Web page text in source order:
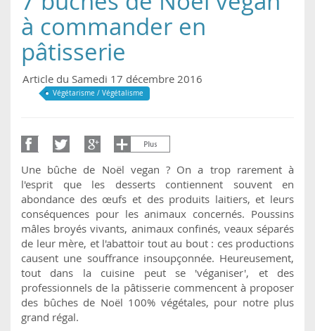
à commander en
pâtisserie
Article du Samedi 17 décembre 2016
Végétarisme / Végétalisme
Une bûche de Noël vegan ? On a trop rarement à
l'esprit que les desserts contiennent souvent en
abondance des œufs et des produits laitiers, et leurs
conséquences pour les animaux concernés. Poussins
mâles broyés vivants, animaux confinés, veaux séparés
de leur mère, et l'abattoir tout au bout : ces productions
causent une souffrance insoupçonnée. Heureusement,
tout dans la cuisine peut se 'véganiser', et des
professionnels de la pâtisserie commencent à proposer
des bûches de Noël 100% végétales, pour notre plus
grand régal.